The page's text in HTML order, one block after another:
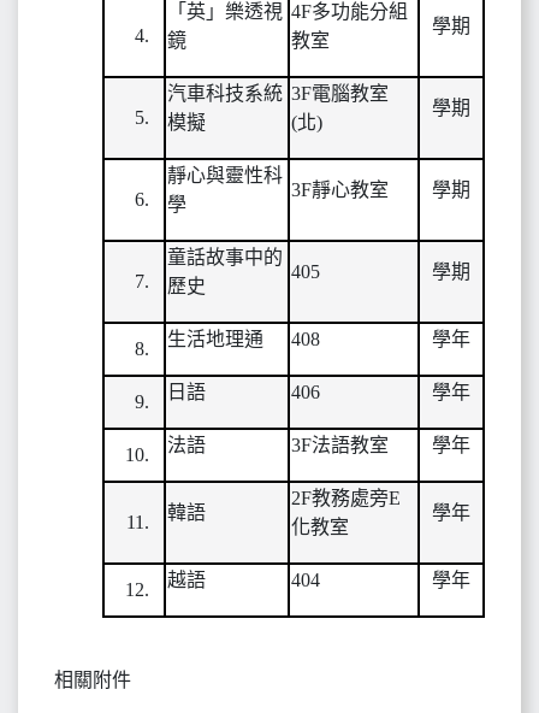
「英」樂透視
鏡
4F多功能分組
教室
學期
汽車科技系統
模擬
3F電腦教室
(北)
學期
靜心與靈性科
學
3F靜心教室 學期
童話故事中的
歷史
405 學期
生活地理通 408 學年
日語 406 學年
法語 3F法語教室 學年
韓語
2F教務處旁E
化教室
學年
越語 404 學年
相關附件